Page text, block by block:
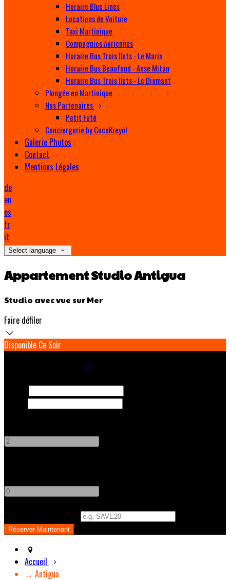
Horaire Blue Lines
Locations de Voiture
Taxi Martinique
Compagnies Aériennes
Horaire Bus Trois Ilets - Le Marin
Horaire Bus Beaufond - Anse Mitan
Horaire Bus Trois Ilets - Le Diamant
Plongée en Martinique
Nos Partenaires
Petit Futé
Conciergerie by CocoKreyol
Galerie Photos
Contact
Mentions Légales
de
en
es
fr
it
Select language
Appartement Studio Antigua
Studio avec vue sur Mer
Faire défiler
Disponible Ce Soir
Accueil
→ Antigua